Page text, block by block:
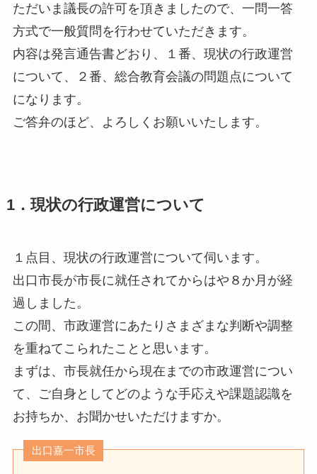
ただいま議長の許可を頂きましたので、一問一答
方式で一般質問を行わせていただきます。
内容は発言通告書どおり、１番、現状の行政運営
について、２番、総合教育会議の問題点について
になります。
ご答弁のほど、よろしくお願いいたします。
1．現状の行政運営について
１点目、現状の行政運営について伺います。
出口市長が市長に就任されてからはや８か月が経
過しました。
この間、市政運営にあたりさまざまな判断や調整
を重ねてこられたことと思います。
まずは、市長就任から現在までの市政運営につい
て、ご自身としてどのような手応えや課題認識を
お持ちか、お聞かせいただけますか。
出口嘉一市長